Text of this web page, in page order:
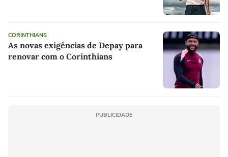
CORINTHIANS
As novas exigências de Depay para
renovar com o Corinthians
PUBLICIDADE